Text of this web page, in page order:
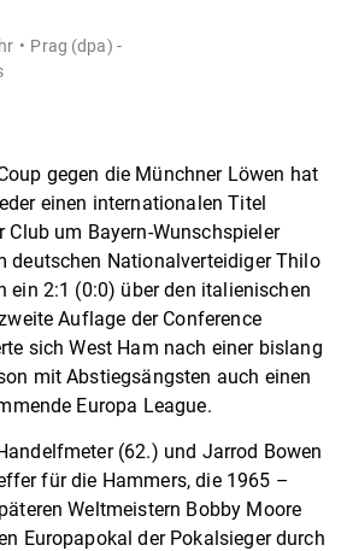
Prag (dpa) -
gegen die Münchner Löwen hat
einen internationalen Titel
Club um Bayern-Wunschspieler
deutschen Nationalverteidiger Thilo
ein 2:1 (0:0) über den italienischen
Auflage der Conference
sich West Ham nach einer bislang
mit Abstiegsängsten auch einen
Europa League.
(62.) und Jarrod Bowen
für die Hammers, die 1965 –
Weltmeistern Bobby Moore
Europapokal der Pokalsieger durch